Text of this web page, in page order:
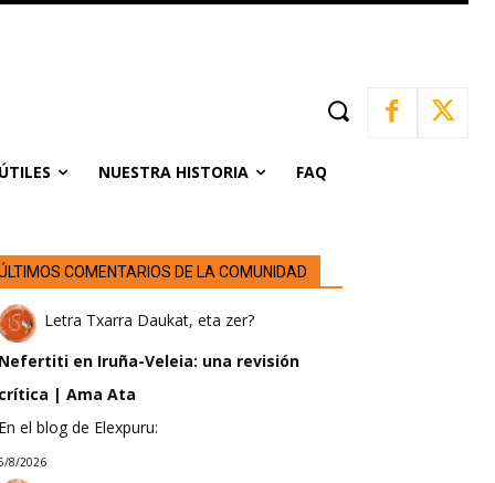
NUESTRA HISTORIA FAQ
COMENTARIOS DE LA COMUNIDAD
Letra Txarra Daukat, eta zer?
en Iruña-Veleia: una revisión
| Ama Ata
el blog de Elexpuru:
8/2026